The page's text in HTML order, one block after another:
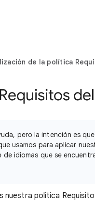
de la política
pero la intención es
usamos para aplicar
idiomas que se
nuestra política